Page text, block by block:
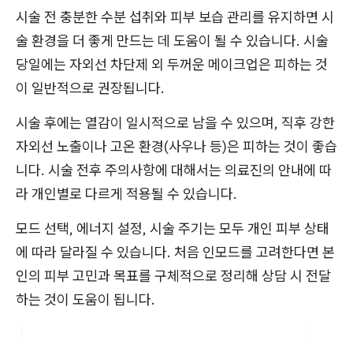
시술 전 충분한 수분 섭취와 피부 보습 관리를 유지하면 시
술 환경을 더 좋게 만드는 데 도움이 될 수 있습니다. 시술
당일에는 자외선 차단제 외 두꺼운 메이크업은 피하는 것
이 일반적으로 권장됩니다.
시술 후에는 열감이 일시적으로 남을 수 있으며, 직후 강한
자외선 노출이나 고온 환경(사우나 등)은 피하는 것이 좋습
니다. 시술 전후 주의사항에 대해서는 의료진의 안내에 따
라 개인별로 다르게 적용될 수 있습니다.
모드 선택, 에너지 설정, 시술 주기는 모두 개인 피부 상태
에 따라 달라질 수 있습니다. 처음 인모드를 고려한다면 본
인의 피부 고민과 목표를 구체적으로 정리해 상담 시 전달
하는 것이 도움이 됩니다.